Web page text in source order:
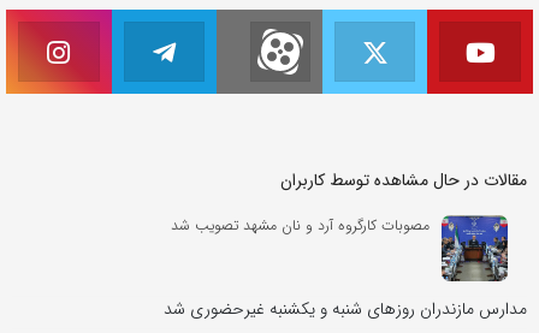
مقالات در حال مشاهده توسط کاربران
مصوبات کارگروه آرد و نان مشهد تصویب شد
مدارس مازندران روزهای شنبه و یکشنبه غیرحضوری شد